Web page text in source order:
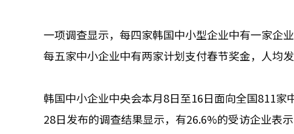
一项调查显示，每四家韩国中小型企业中有一家
每五家中小企业中有两家计划支付春节奖金，人均
韩国中小企业中央会本月8日至16日面向全国811
28日发布的调查结果显示，有26.6%的受访企业